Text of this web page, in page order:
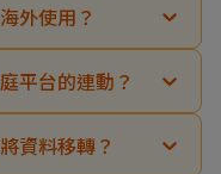
外使用？
平台的連動？
資料移轉？